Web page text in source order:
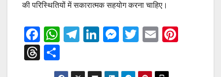
की परिस्थितियों में सकारात्मक सहयोग करना चाहिए।
F
a
c
W
T
Li
M
T
E
T
hr h